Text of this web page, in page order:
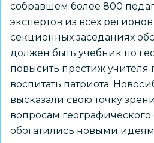
собравшем более 800
экспертов из всех
секционных заседаниях
должен быть учебник по
повысить престиж учителя
воспитать патриота.
высказали свою точку
вопросам географического
обогатились новыми